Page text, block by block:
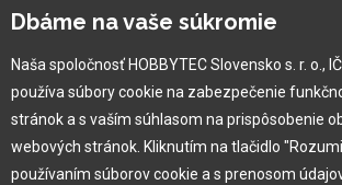
Kariéra
Pre zákazníka
Garancia najlepšej ceny
Užívateľský manuál
Dbáme na vaše súkromie
Naša spoločnosť HOBBYTEC Slovensko s. r. o.,
používa súbory cookie na zabezpečenie
stránok a s vaším súhlasom na prispôsobenie
webových stránok. Kliknutím na tlačidlo
používaním súborov cookie a s prenosom